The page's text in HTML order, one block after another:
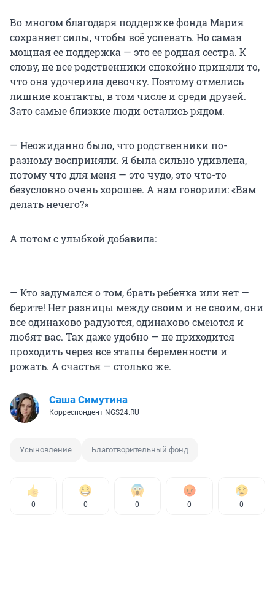
Во многом благодаря поддержке фонда Мария
сохраняет силы, чтобы всё успевать. Но самая
мощная ее поддержка — это ее родная сестра. К
слову, не все родственники спокойно приняли то,
что она удочерила девочку. Поэтому отмелись
лишние контакты, в том числе и среди друзей.
Зато самые близкие люди остались рядом.
— Неожиданно было, что родственники по-
разному восприняли. Я была сильно удивлена,
потому что для меня — это чудо, это что-то
безусловно очень хорошее. А нам говорили: «Вам
делать нечего?»
А потом с улыбкой добавила:
— Кто задумался о том, брать ребенка или нет —
берите! Нет разницы между своим и не своим, они
все одинаково радуются, одинаково смеются и
любят вас. Так даже удобно — не приходится
проходить через все этапы беременности и
рожать. А счастья — столько же.
Саша Симутина
Корреспондент NGS24.RU
Усыновление Благотворительный фонд
0 0 0 0 0